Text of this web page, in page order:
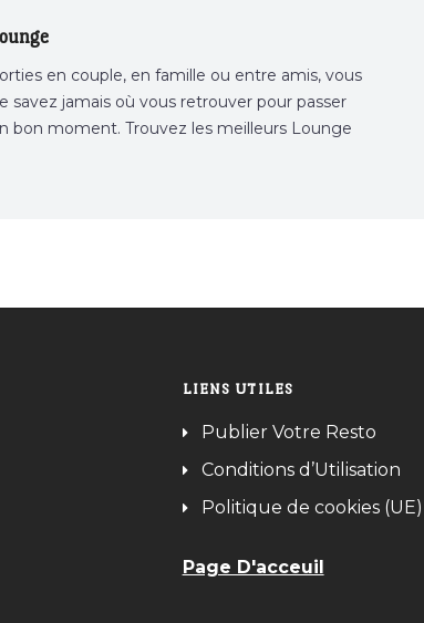
en couple, en famille ou entre amis, vous
savez jamais où vous retrouver pour passer
bon moment. Trouvez les meilleurs Lounge
LIENS UTILES
Publier Votre Resto
Conditions d’Utilisation
Politique de cookies (UE)
Page D'acceuil